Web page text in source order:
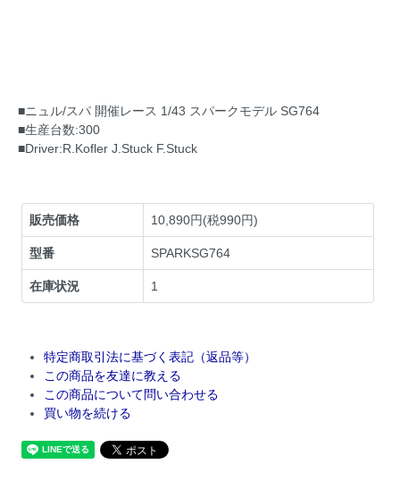
■ニュル/スパ 開催レース 1/43 スパークモデル SG764
■生産台数:300
■Driver:R.Kofler J.Stuck F.Stuck
販売価格 10,890円(税990円)
型番 SPARKSG764
在庫状況 1
特定商取引法に基づく表記（返品等）
この商品を友達に教える
この商品について問い合わせる
買い物を続ける